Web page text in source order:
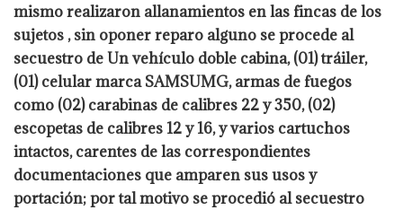
mismorealizaron allanamientos en las fincas de los
sujetos , sin oponer reparo alguno seprocede al
secuestro de Un vehículo doble cabina, (01) tráiler,
(01) celular marcaSAMSUMG, armas de fuegos
como (02) carabinas de calibres 22 y 350, (02)
escopetas de calibres 12 y 16, y varios cartuchos
intactos, carentes de las correspondientes
documentaciones que amparen sus usos y
portación; por talmotivo se procedió al secuestro